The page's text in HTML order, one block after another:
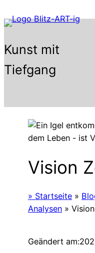
Inhalt
Kunst mit
Tiefgang
Vision
» Startseite »
Analysen »
Geändert am: